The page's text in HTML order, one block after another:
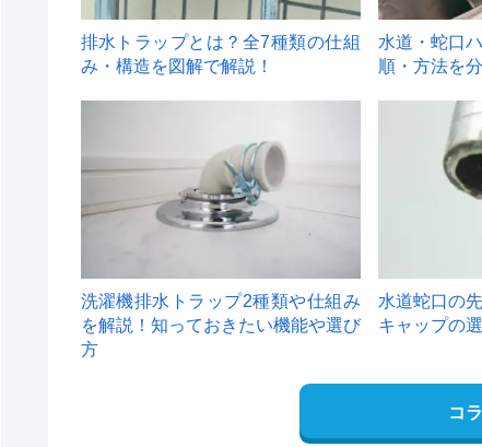
排水トラップとは？全7種類の仕組
み・構造を図解で解説！
水道・蛇口
順・方法を
洗濯機排水トラップ2種類や仕組み
を解説！知っておきたい機能や選び
方
水道蛇口の
キャップの
コ